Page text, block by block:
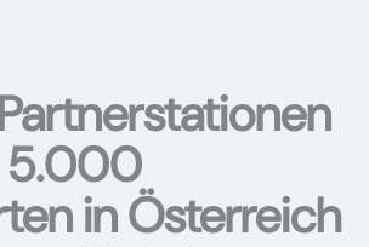
5.000
in Österreich